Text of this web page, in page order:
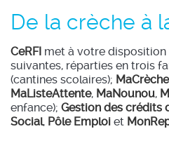
De la crèche à
CeRFI met à votre disposition
suivantes, réparties en trois
(cantines scolaires); MaCrèche
MaListeAttente, MaNounou,
enfance); Gestion des crédits
Social, Pôle Emploi et